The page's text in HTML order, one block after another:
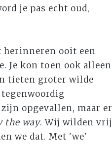
je pas echt oud,
herinneren ooit een
Je kon toen ook alleen
tieten groter wilde
opgevallen, maar er
the way. Wij wilden vrij
we dat. Met 'we'